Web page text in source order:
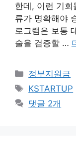
한데, 이런 기회
류가 명확해야
로그램은 보통
술을 검증할 …
카
테
리
정부지원금
태
그
KSTARTUP
댓글 2개